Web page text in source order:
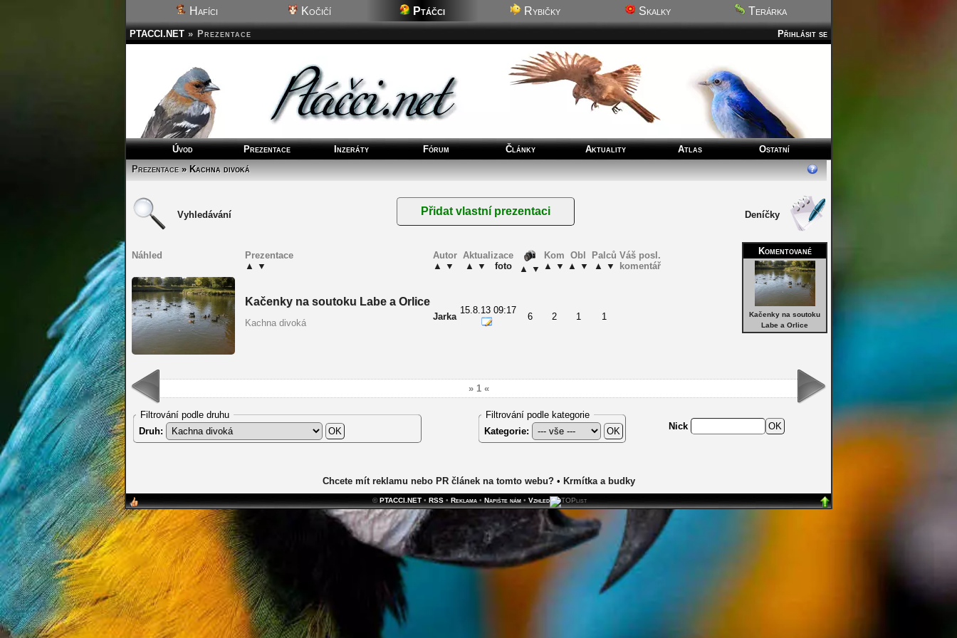
Hafíci Kočičí Ptáčci Rybičky Skalky Terárka
Přihlásit se
PTACCI.NET » Prezentace
Úvod Prezentace Inzeráty Fórum Články Aktuality Atlas
Ostatní
Prezentace» Kachna divoká
Vyhledávání Deníčky
Komentované
Kačenky na soutoku
Labe a Orlice
Náhled
Prezentace
▲ ▼
Autor
▲ ▼
Aktualizace
▲ ▼ foto ▲ ▼
Kom
▲ ▼
Obl
▲ ▼
Palců
▲ ▼
Váš posl.
komentář
Kačenky na soutoku Labe a Orlice
Kachna divoká
Jarka
15.8.13 09:17
6 2 1 1
» 1 «
Filtrování podle druhu
Druh:
Filtrování podle kategorie
Kategorie:
Nick
Chcete mít reklamu nebo PR článek na tomto webu?• Krmítka a budky
©PTACCI.NET • RSS • Reklama • Napište nám • Vzhled